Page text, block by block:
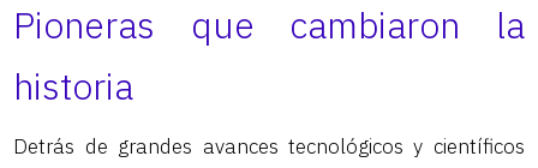
Pioneras que cambiaron la
historia
Detrás de grandes avances tecnológicos y científicos